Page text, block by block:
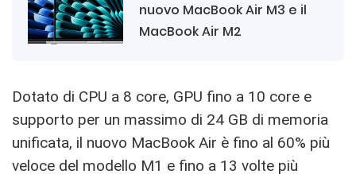
nuovo MacBook Air M3 e il
MacBook Air M2
Dotato di CPU a 8 core, GPU fino a 10 core e
supporto per un massimo di 24 GB di memoria
unificata, il nuovo MacBook Air è fino al 60% più
veloce del modello M1 e fino a 13 volte più